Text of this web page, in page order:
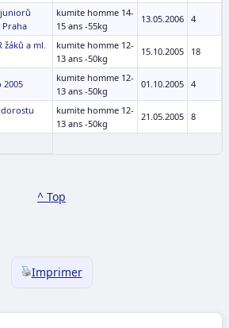
Praha
kumite homme 14-
15 ans -55kg
13.05.2006 4
žáků a ml.
kumite homme 12-
13 ans -50kg
15.10.2005 18
2005
kumite homme 12-
13 ans -50kg
01.10.2005 4
dorostu
kumite homme 12-
13 ans -50kg
21.05.2005 8
^ Top
Imprimer